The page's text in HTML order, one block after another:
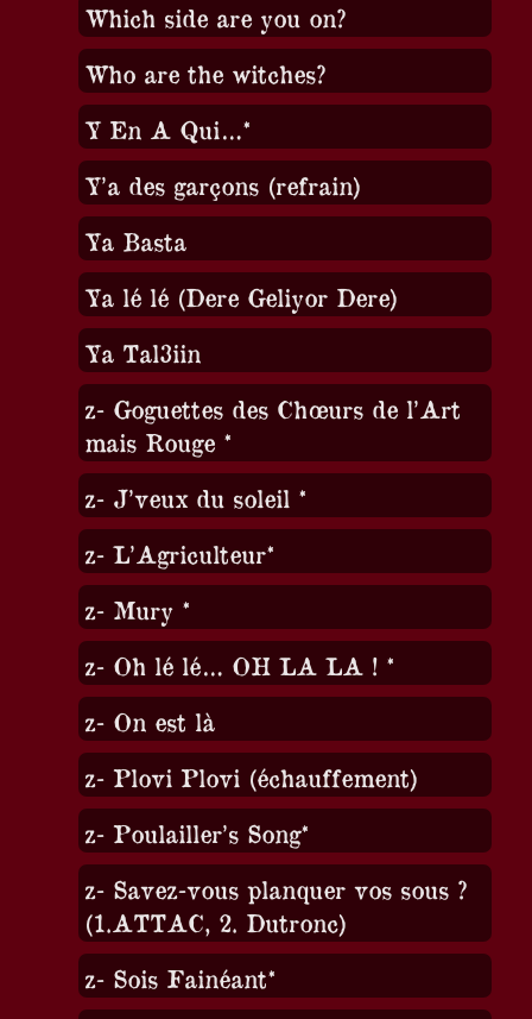
Which side are you on?
Who are the witches?
Y En A Qui…*
Y’a des garçons (refrain)
Ya Basta
Ya lé lé (Dere Geliyor Dere)
Ya Tal3iin
z- Goguettes des Chœurs de l’Art
mais Rouge *
z- J’veux du soleil *
z- L’Agriculteur*
z- Mury *
z- Oh lé lé… OH LA LA ! *
z- On est là
z- Plovi Plovi (échauffement)
z- Poulailler’s Song*
z- Savez-vous planquer vos sous ?
(1.ATTAC, 2. Dutronc)
z- Sois Fainéant*